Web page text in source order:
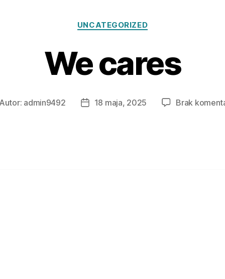
Kategorie
UNCATEGORIZED
We cares
Autor: admin9492
Data18 maja, 2025 Brak